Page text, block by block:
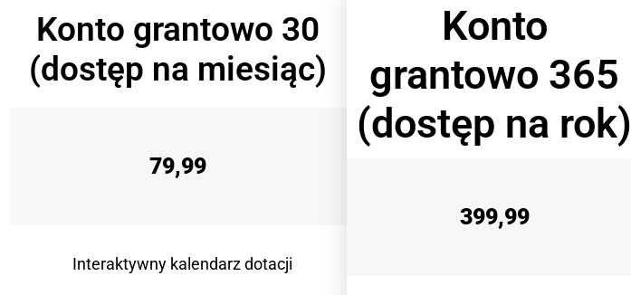
Konto grantowo 30
(dostęp na miesiąc)
79,99
Interaktywny kalendarz dotacji
Konto
grantowo 365
(dostęp na rok)
399,99